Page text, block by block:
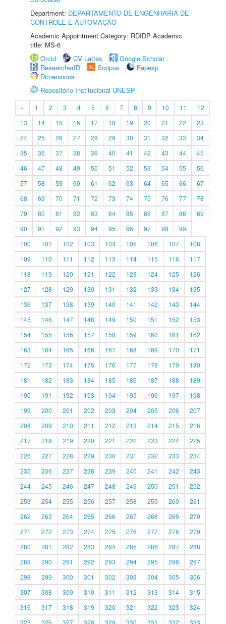
Department: DEPARTAMENTO DE ENGENHARIA DE
CONTROLE E AUTOMAÇÃO
Academic Appointment Category: RDIDP Academic
title: MS-6
Orcid
CV Lattes
Google Scholar
ResearcherID
Scopus
Fapesp
Dimensions
Repositório Institucional UNESP
« 1 2 3 4 5 6 7 8 9 10 11
12
13
14 15 16 17 18 19 20 21 22
23
24
25 26 27 28 29 30 31 32 33
34
35
36 37 38 39 40 41 42 43 44
45
46
47 48 49 50 51 52 53 54 55
56
57
58 59 60 61 62 63 64 65 66
67
68
69 70 71 72 73 74 75 76 77
78
79
80 81 82 83 84 85 86 87 88
89
90
91 92 93 94 95 96 97 98
99
100
101 102 103 104 105 106 107
108
109
110 111 112 113 114 115 116
117
118
119 120 121 122 123 124 125
126
127
128 129 130 131 132 133 134
135
136
137 138 139 140 141 142 143
144
145
146 147 148 149 150 151 152
153
154
155 156 157 158 159 160 161
162
163
164 165 166 167 168 169 170
171
172
173 174 175 176 177 178 179
180
181
182 183 184 185 186 187 188
189
190
191 192 193 194 195 196 197
198
199
200 201 202 203 204 205 206
207
208
209 210 211 212 213 214 215
216
217
218 219 220 221 222 223 224
225
226
227 228 229 230 231 232 233
234
235
236 237 238 239 240 241 242
243
244
245 246 247 248 249 250 251
252
253
254 255 256 257 258 259 260
261
262
263 264 265 266 267 268 269
270
271
272 273 274 275 276 277 278
279
280
281 282 283 284 285 286 287
288
289
290 291 292 293 294 295 296
297
298
299 300 301 302 303 304 305
306
307
308 309 310 311 312 313 314
315
316
317 318 319 320 321 322 323
324
325
326 327 328 329 330 331 332 333